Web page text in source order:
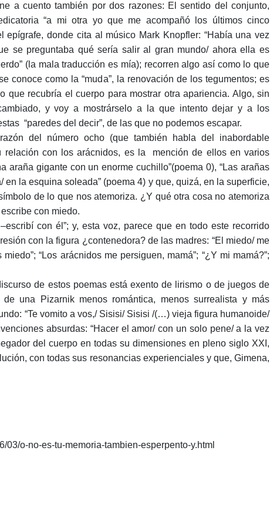
a cuento también por dos razones: El sentido del conjunto,
“a mi otra yo que me acompañó los últimos cinco
epígrafe, donde cita al músico Mark Knopfler: “Había una vez
se preguntaba qué sería salir al gran mundo/ ahora ella es
(la mala traducción es mía); recorren algo así como lo que
conoce como la “muda”, la renovación de los tegumentos; es
que recubría el cuerpo para mostrar otra apariencia. Algo, sin
y voy a mostrárselo a la que intento dejar y a los
“paredes del decir”, de las que no podemos escapar.
del número ocho (que también habla del inabordable
relación con los arácnidos, es la mención de ellos en varios
araña gigante con un enorme cuchillo”(poema 0), “Las arañas
en la esquina soleada” (poema 4) y que, quizá, en la superficie,
de lo que nos atemoriza. ¿Y qué otra cosa no atemoriza
con miedo.
con él”; y, esta voz, parece que en todo este recorrido
con la figura ¿contenedora? de las madres: “El miedo/ me
“Los arácnidos me persiguen, mamá”; “¿Y mi mamá?”;
de estos poemas está exento de lirismo o de juegos de
una Pizarnik menos romántica, menos surrealista y más
“Te vomito a vos,/ Sisisi/ Sisisi /(…) vieja figura humanoide/
absurdas: “Hacer el amor/ con un solo pene/ a la vez
del cuerpo en todas su dimensiones en pleno siglo XXI,
con todas sus resonancias experienciales y que, Gimena,
o-no-es-tu-memoria-tambien-esperpento-y.html